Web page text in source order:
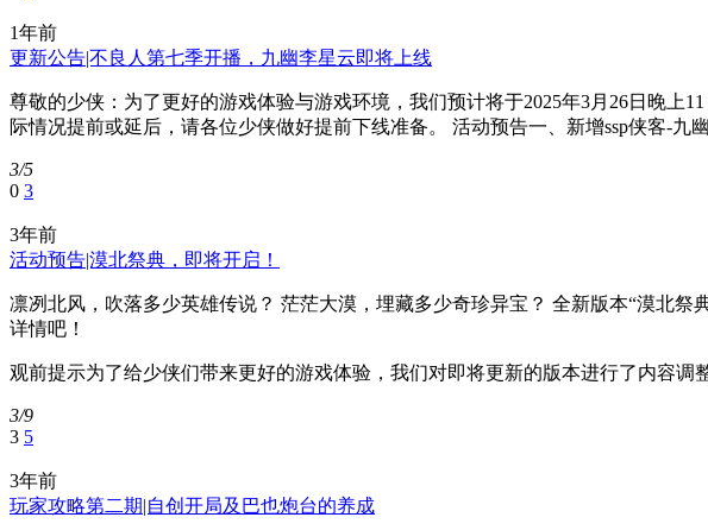
1年前
更新公告|不良人第七季开播，九幽李星云即将上线
尊敬的少侠：为了更好的游戏体验与游戏环境，我们预计将于2025年3月26日晚上
际情况提前或延后，请各位少侠做好提前下线准备。 活动预告一、新增ssp侠客-九
3/5
0 3
3年前
活动预告|漠北祭典，即将开启！
凛冽北风，吹落多少英雄传说？ 茫茫大漠，埋藏多少奇珍异宝？ 全新版本“漠北
详情吧！
观前提示为了给少侠们带来更好的游戏体验，我们对即将更新的版本进行了内容调
3/9
3 5
3年前
玩家攻略第二期|自创开局及巴也炮台的养成